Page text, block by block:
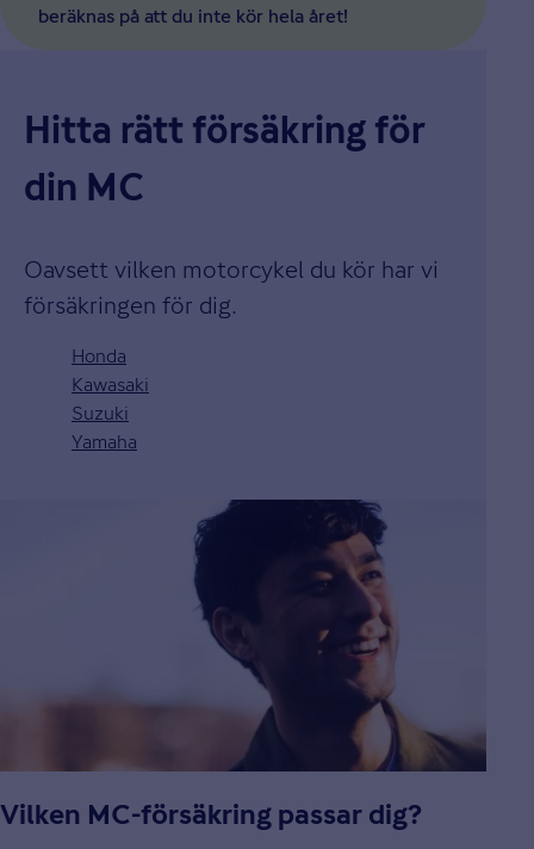
beräknas på att du inte kör hela året!
Hitta rätt försäkring för
din MC
Oavsett vilken motorcykel du kör har vi
försäkringen för dig.
Honda
Kawasaki
Suzuki
Yamaha
Vilken MC-försäkring passar dig?